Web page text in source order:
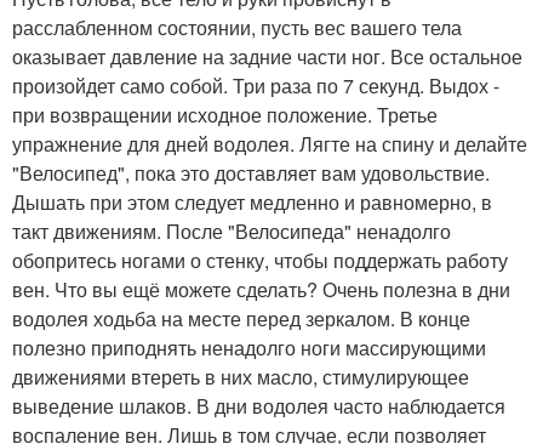
расслабленном состоянии, пусть вес вашего тела
оказывает давление на задние части ног. Все остальное
произойдет само собой. Три раза по 7 секунд. Выдох -
при возвращении исходное положение. Третье
упражнение для дней водолея. Лягте на спину и делайте
"Велосипед", пока это доставляет вам удовольствие.
Дышать при этом следует медленно и равномерно, в
такт движениям. После "Велосипеда" ненадолго
обопритесь ногами о стенку, чтобы поддержать работу
вен. Что вы ещё можете сделать? Очень полезна в дни
водолея ходьба на месте перед зеркалом. В конце
полезно приподнять ненадолго ноги массирующими
движениями втереть в них масло, стимулирующее
выведение шлаков. В дни водолея часто наблюдается
воспаление вен. Лишь в том случае, если позволяет